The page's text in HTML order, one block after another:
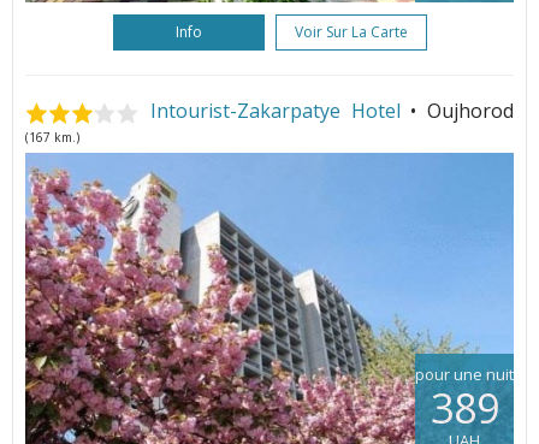
Info Voir Sur La Carte
Intourist-Zakarpatye Hotel • Oujhorod
(167 km.)
pour une nuit
389